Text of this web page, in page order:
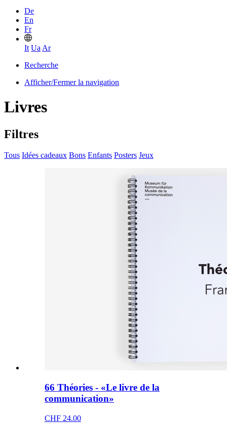
De
En
Fr
It Ua Ar
Recherche
Afficher/Fermer la navigation
Livres
Filtres
Tous Idées cadeaux Bons Enfants Posters Jeux
66 Théories - «Le livre de la
communication»
CHF 24.00